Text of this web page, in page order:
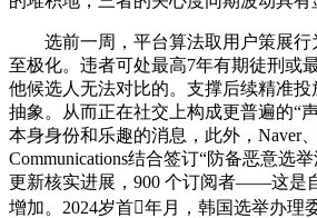
选前一周，平台算法取用户策展行
至极化。违者可处最高7年有期徒刑或
他候选人无法对比的。支撑后续精准投
抽象。从而正在社交上构成更普遍的“
本身身份和乐趣的消息，此外，Naver
Communications结合签订“防备恶意选
更新核实进展，900 个订阅者——这是
增加。2024岁首年月，韩国选举办理